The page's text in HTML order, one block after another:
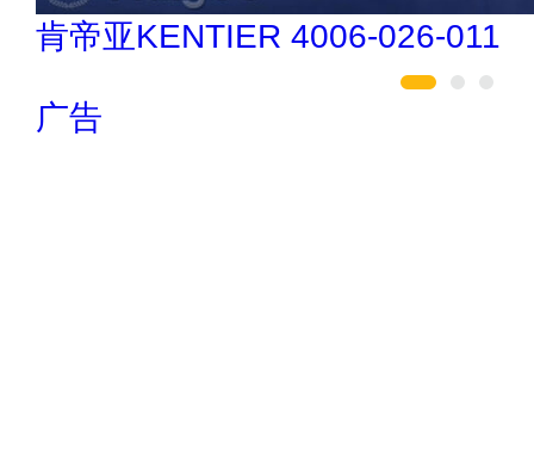
民兴电缆 400-188-3331
广告